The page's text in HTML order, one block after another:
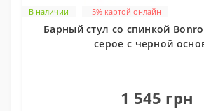
В наличии -5% картой онлайн
Барный стул со спинкой
серое с черной
1 545 грн